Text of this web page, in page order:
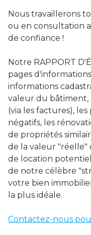
Nous travaillerons
ou en consultation
de confiance !
Notre RAPPORT
pages
informations
valeur du bâtiment,
(via les factures),
négatifs, les
de propriétés
de la valeur
de location
de notre célèbre
votre bien
la plus idéale.
Contactez-nous